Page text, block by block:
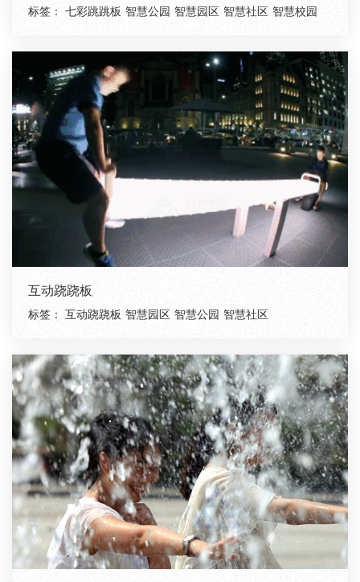
标签： 七彩跳跳板 智慧公园 智慧园区 智慧社区 智慧校园
互动跷跷板
标签： 互动跷跷板 智慧园区 智慧公园 智慧社区